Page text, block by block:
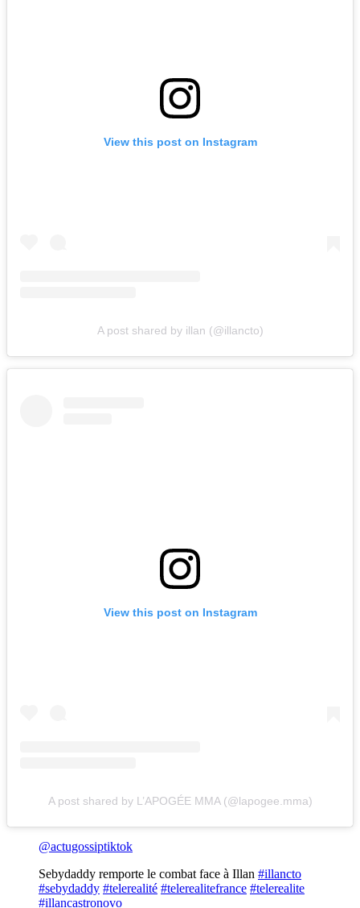
View this post on Instagram
A post shared by illan (@illancto)
View this post on Instagram
A post shared by L’APOGÉE MMA (@lapogee.mma)
@actugossiptiktok
Sebydaddy remporte le combat face à Illan #illancto
#sebydaddy #telerealité #telerealitefrance #telerealite
#illancastronovo